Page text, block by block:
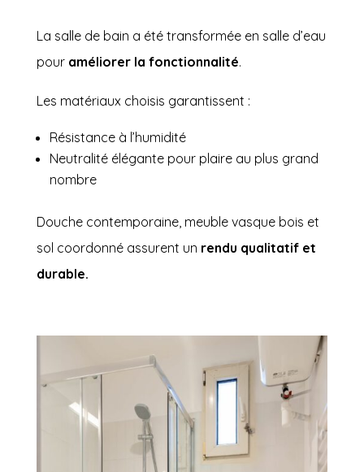
La salle de bain a été transformée en salle d’eau
pour améliorer la fonctionnalité.
Les matériaux choisis garantissent :
Résistance à l’humidité
Neutralité élégante pour plaire au plus grand
nombre
Douche contemporaine, meuble vasque bois et
sol coordonné assurent un rendu qualitatif et
durable.